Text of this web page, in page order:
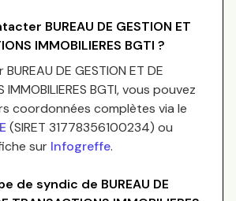
BUREAU DE GESTION ET
IMMOBILIERES BGTI ?
BUREAU DE GESTION ET DE
IMMOBILIERES BGTI, vous pouvez
coordonnées complètes via le
(SIRET 31778356100234) ou
sur Infogreffe.
de syndic de BUREAU DE